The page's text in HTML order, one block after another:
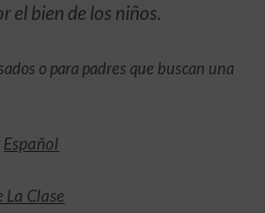
el bien de los niños.
o para padres que buscan una
Español
La Clase